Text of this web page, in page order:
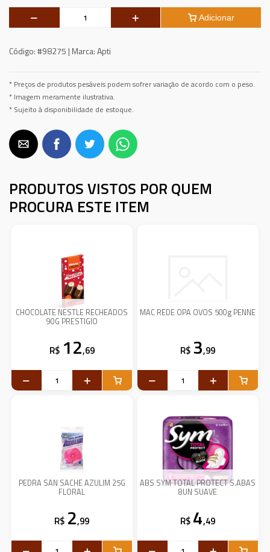
Adicionar
Código:#98275 | Marca:Apti
* Preços de produtos pesáveis podem sofrer variação de acordo com o peso.
* Imagem meramente ilustrativa.
* Sujeito à disponibilidade de estoque.
PRODUTOS VISTOS POR QUEM
PROCURA ESTE ITEM
CHOCOLATE NESTLE RECHEADOS
90G PRESTIGIO
R$ 12,69
MAC REDE OPA OVOS 500g PENNE
R$ 3,99
PEDRA SAN SACHE AZULIM 25G
FLORAL
R$ 2,99
ABS SYM TOTAL PROTECT S.ABAS
8UN SUAVE
R$ 4,49